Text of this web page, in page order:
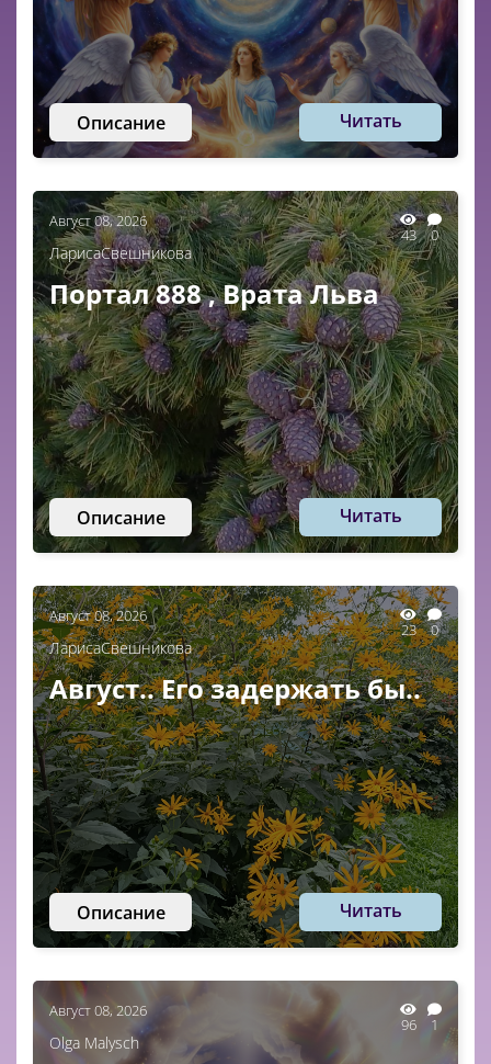
Описание Читать
Август 08, 2026
43 0
ЛарисаСвешникова
Портал 888 , Врата Льва
Описание Читать
Август 08, 2026
23 0
ЛарисаСвешникова
Август.. Его задержать бы..
Описание Читать
Август 08, 2026
96 1
Olga Malysch